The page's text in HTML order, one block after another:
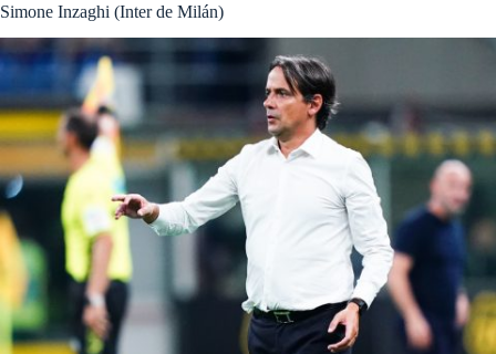
Simone Inzaghi (Inter de Milán)